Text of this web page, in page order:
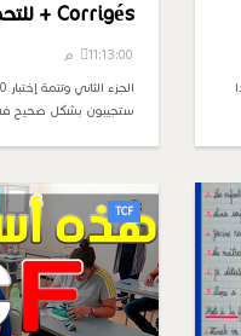
Corrigés + للتحميل PDF
11:13:00 م
ستجيبون بشكل صحيح في
TCF